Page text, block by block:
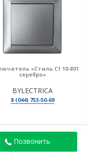
Позвонить
«Стиль С1 10-801
серебро»
BYLECTRICA
8 (044) 753-50-69